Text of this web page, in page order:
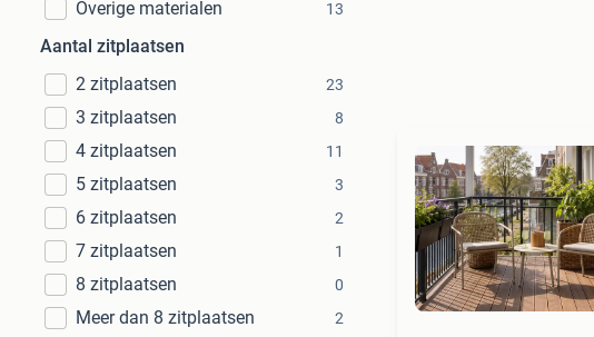
Overige materialen 13
Aantal zitplaatsen
2 zitplaatsen
23
3 zitplaatsen 8
4 zitplaatsen 11
5 zitplaatsen 3
6 zitplaatsen 2
7 zitplaatsen 1
8 zitplaatsen 0
Meer dan 8 zitplaatsen 2